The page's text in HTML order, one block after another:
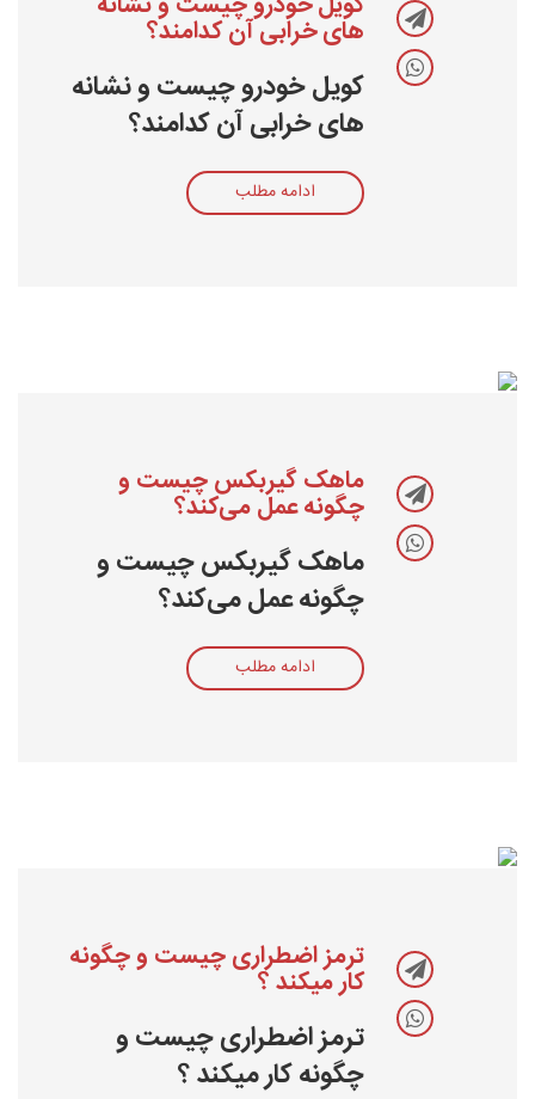
های خرابی آن کدامند؟
کویل خودرو چیست و نشانه
های خرابی آن کدامند؟
ادامه مطلب
ماهک گیربکس چیست و
چگونه عمل می‌کند؟
ماهک گیربکس چیست و
چگونه عمل می‌کند؟
ادامه مطلب
ترمز اضطراری چیست و چگونه
کار میکند ؟
ترمز اضطراری چیست و
چگونه کار میکند ؟